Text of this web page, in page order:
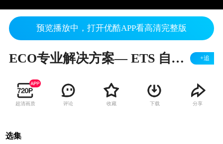
预览播放中，打开优酷APP看高清完整版
ECO专业解决方案— ETS 自动平开门机 +追
超清画质 评论 收藏 下载 分享
选集